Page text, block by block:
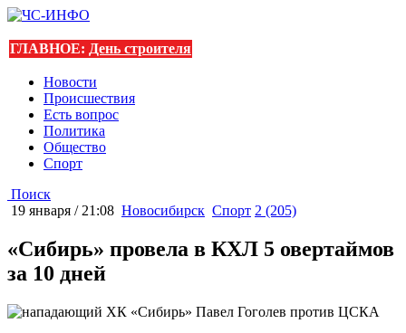
ГЛАВНОЕ: День строителя
Новости
Происшествия
Есть вопрос
Политика
Общество
Спорт
Поиск
19 января / 21:08 Новосибирск Спорт 2 (205)
«Сибирь» провела в КХЛ 5 овертаймов
за 10 дней